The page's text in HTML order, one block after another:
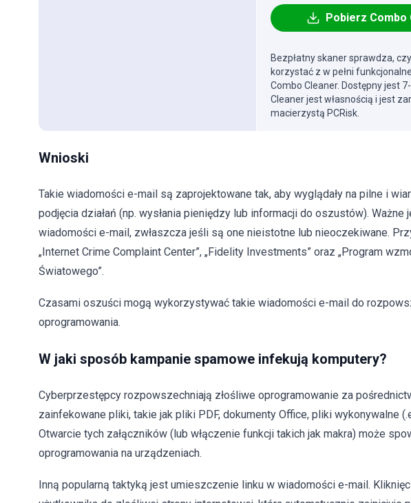
Pobierz Combo
Bezpłatny skaner sprawdza,
korzystać z w pełni
Combo Cleaner. Dostępny jest
Cleaner jest własnością i jest
macierzystą PCRisk.
Wnioski
Takie wiadomości e-mail są zaprojektowane tak, aby wyglądały na pilne i
podjęcia działań (np. wysłania pieniędzy lub informacji do oszustów).
wiadomości e-mail, zwłaszcza jeśli są one nieistotne lub nieoczekiwane.
„Internet Crime Complaint Center”, „Fidelity Investments” oraz „Program
Światowego”.
Czasami oszuści mogą wykorzystywać takie wiadomości e-mail do
oprogramowania.
W jaki sposób kampanie spamowe infekują komputery?
Cyberprzestępcy rozpowszechniają złośliwe oprogramowanie za
zainfekowane pliki, takie jak pliki PDF, dokumenty Office, pliki wykonywalne
Otwarcie tych załączników (lub włączenie funkcji takich jak makra) może
oprogramowania na urządzeniach.
Inną popularną taktyką jest umieszczenie linku w wiadomości e-mail.